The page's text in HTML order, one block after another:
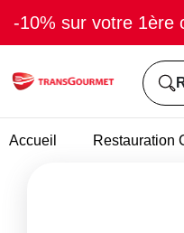
-10% sur votre 1ère
Accueil Restauration